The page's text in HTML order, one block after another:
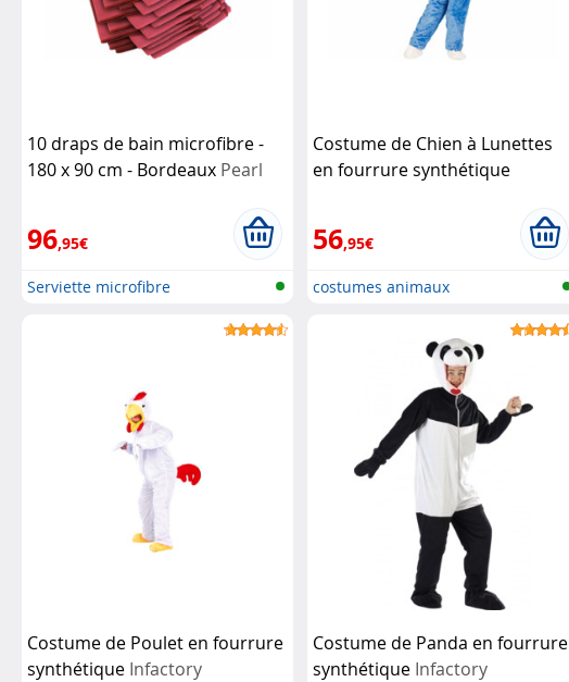
10 draps de bain microfibre -
180 x 90 cm - Bordeaux Pearl
96,95€
Serviette microfibre
Costume de Chien à Lunettes
en fourrure synthétique
56,95€
costumes animaux
Costume de Poulet en fourrure
synthétique Infactory
Costume de Panda en fourrure
synthétique Infactory